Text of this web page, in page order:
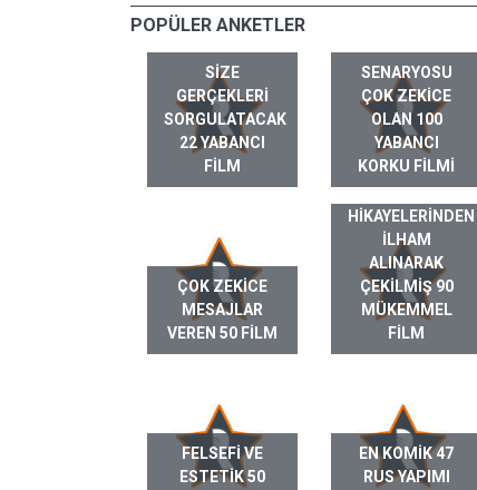
POPÜLER ANKETLER
SIZE
GERÇEKLERI
SORGULATACAK
22 YABANCI
FILM
SENARYOSU
ÇOK ZEKICE
OLAN 100
YABANCI
KORKU FILMI
ÇOK ZEKICE
MESAJLAR
VEREN 50 FILM
GERÇEK HAYAT
HIKAYELERINDEN
ILHAM
ALINARAK
ÇEKILMIŞ 90
MÜKEMMEL
FILM
FELSEFI VE
ESTETIK 50
EN KOMIK 47
RUS YAPIMI